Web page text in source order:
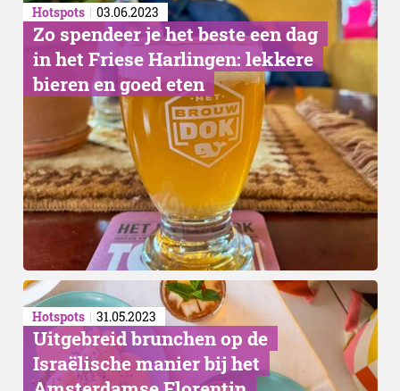
Hotspots 03.06.2023
Zo spendeer je het beste een dag
in het Friese Harlingen: lekkere
bieren en goed eten
Hotspots 31.05.2023
Uitgebreid brunchen op de
Israëlische manier bij het